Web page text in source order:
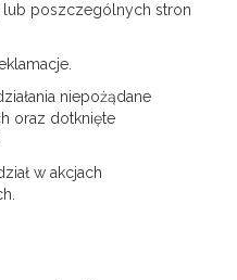
lub poszczególnych stron
niepożądane
oraz dotknięte
w akcjach